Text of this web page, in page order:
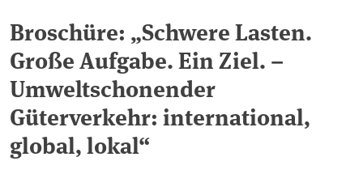
Broschüre: „Schwere Lasten.
Große Aufgabe. Ein Ziel. –
Umweltschonender
Güterverkehr: international,
global, lokal“